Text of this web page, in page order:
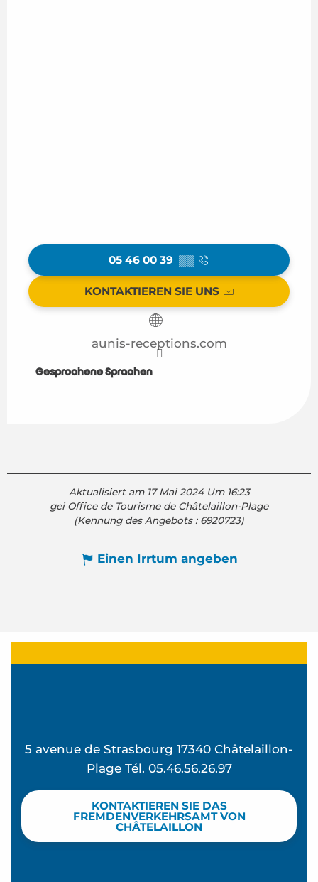
05 46 00 39 ▒▒
KONTAKTIEREN SIE UNS
aunis-receptions.com
Gesprochene Sprachen
Gesprochene Sprachen
Aktualisiert am 17 Mai 2024 Um 16:23
gei Office de Tourisme de Châtelaillon-Plage
(Kennung des Angebots : 6920723)
Einen Irrtum angeben
5 avenue de Strasbourg 17340 Châtelaillon-
Plage Tél. 05.46.56.26.97
KONTAKTIEREN SIE DAS
FREMDENVERKEHRSAMT VON
CHÂTELAILLON